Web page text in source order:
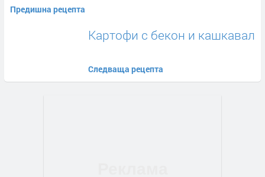
Предишна рецепта
Картофи с бекон и кашкавал
Следваща рецепта